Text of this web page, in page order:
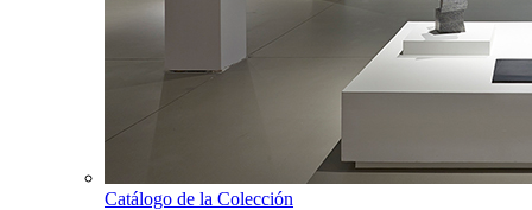
Catálogo de la Colección